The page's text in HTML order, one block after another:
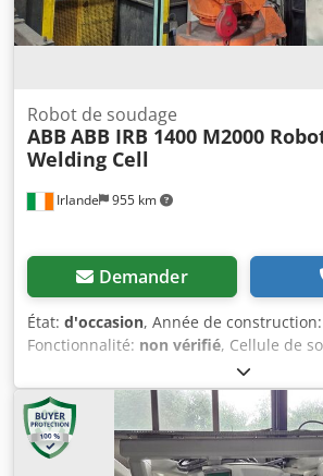
Irlande 955 km
Robot de soudage
ABB ABB IRB 1400 M2000
Welding Cell
Demander
État: d'occasion, Année de construction:
Fonctionnalité: non vérifié, Cellule de
ABB IRB 1400 M2000 – Convient pour
remise à neuf – Irlande Lieu : Irlande
Alimentation : 400 V, triphasé Cellule
ABB complète, comprenant un robot
1400 M2000 à 6 axes, avec contrôleur,